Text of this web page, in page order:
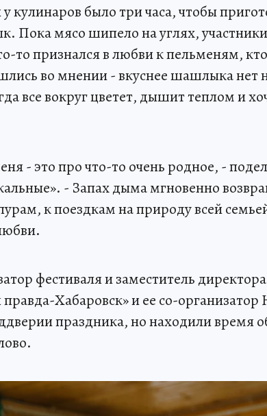
кулинаров было три часа, чтобы
Пока мясо шипело на углях,
то признался в любви к пельменям,
во мнении - вкуснее шашлыка нет
все вокруг цветет, дышит теплом и
- это про что-то очень родное, -
- Запах дыма мгновенно
к поездкам на природу всей
фестиваля и заместитель
Хабаровск» и ее со-
праздника, но находили время